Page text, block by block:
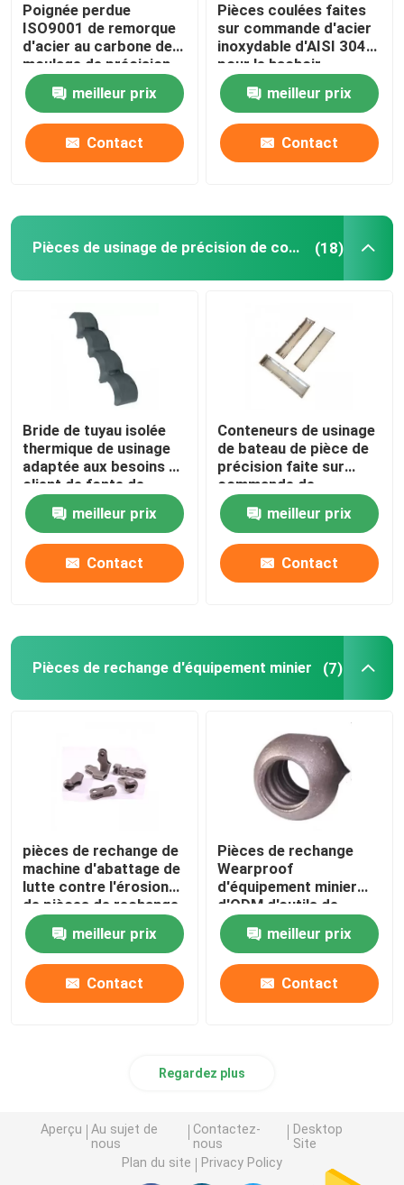
Poignée perdue
ISO9001 de remorque
d'acier au carbone de
moulage de précision
de cire de traitement
thermiquemeilleur prix
Contact
Pièces coulées faites
sur commande d'acier
inoxydable d'AISI 304
pour le hachoir
meilleur prix
Contact
Pièces de usinage de précision de commande numérique par ordinateur (18)
Bride de tuyau isolée
thermique de usinage
adaptée aux besoins du
client de fonte de
pièces de précision de
commande numérique
par ordinateur
meilleur prix
Contact
Conteneurs de usinage
de bateau de pièce de
précision faite sur
commande de
commande numérique
par ordinateur d'ODM
d'OEM pour l'usine de
métallurgie
meilleur prix
Contact
Pièces de rechange d'équipement minier (7)
pièces de rechange de
machine d'abattage de
lutte contre l'érosion
de pièces de rechange
d'équipement minier
42CrMomeilleur prix
Contact
Pièces de rechange
Wearproof
d'équipement minier
d'ODM d'outils de
perceuse
meilleur prix
Contact
Regardez plus
Aperçu
Au sujet de
nous
Contactez-
nous
Desktop
Site
Plan du site
Privacy Policy